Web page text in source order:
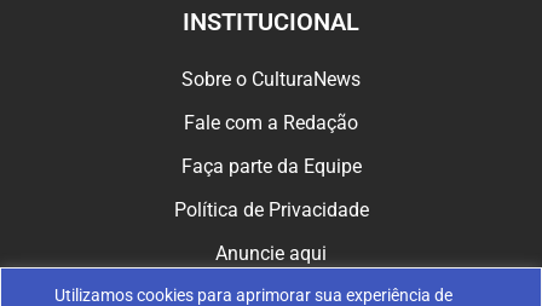
Utilizamos cookies para aprimorar sua experiência de
INSTITUCIONAL
Sobre o CulturaNews
Fale com a Redação
Faça parte da Equipe
Política de Privacidade
Anuncie aqui